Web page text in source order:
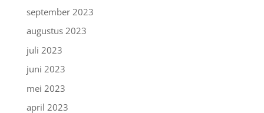
september 2023
augustus 2023
juli 2023
juni 2023
mei 2023
april 2023